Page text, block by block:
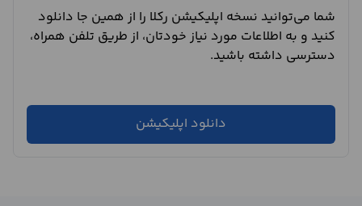
شما می‌توانید نسخه اپلیکیشن رکلا را از همین جا دانلود
کنید و به اطلاعات مورد نیاز خودتان، از طریق تلفن همراه،
دسترسی داشته باشید.
دانلود اپلیکیشن